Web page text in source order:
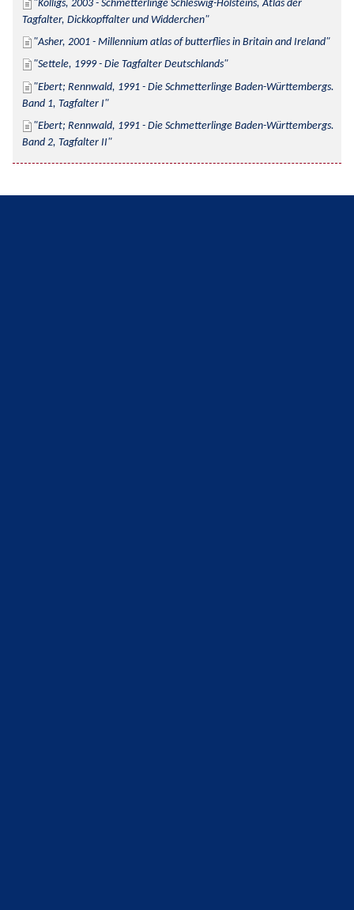
Kolligs, 2003 - Schmetterlinge Schleswig-Holsteins, Atlas der
Tagfalter, Dickkopffalter und Widderchen
Asher, 2001 - Millennium atlas of butterflies in Britain and Ireland
Settele, 1999 - Die Tagfalter Deutschlands
Ebert; Rennwald, 1991 - Die Schmetterlinge Baden-Württembergs.
Band 1, Tagfalter I
Ebert; Rennwald, 1991 - Die Schmetterlinge Baden-Württembergs.
Band 2, Tagfalter II